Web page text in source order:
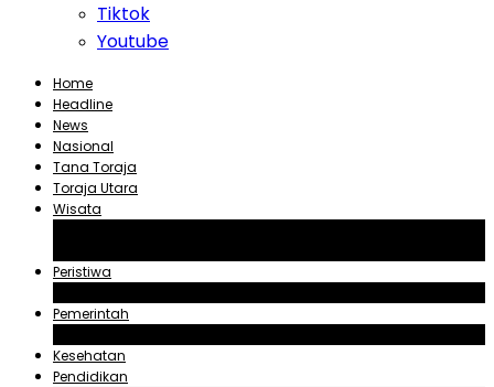
Tiktok
Youtube
Home
Headline
News
Nasional
Tana Toraja
Toraja Utara
Wisata
Peristiwa
Pemerintah
Kesehatan
Pendidikan